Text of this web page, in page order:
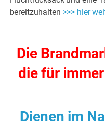
bereitzuhalten >>> hier
Die
die für
Dienen im